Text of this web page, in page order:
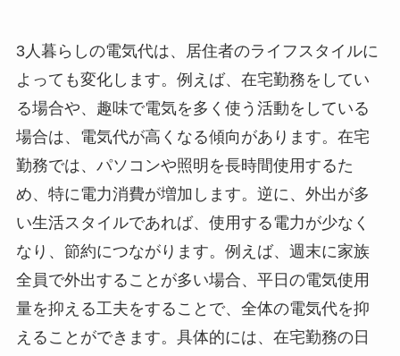
3人暮らしの電気代は、居住者のライフスタイルに
よっても変化します。例えば、在宅勤務をしてい
る場合や、趣味で電気を多く使う活動をしている
場合は、電気代が高くなる傾向があります。在宅
勤務では、パソコンや照明を長時間使用するた
め、特に電力消費が増加します。逆に、外出が多
い生活スタイルであれば、使用する電力が少なく
なり、節約につながります。例えば、週末に家族
全員で外出することが多い場合、平日の電気使用
量を抑える工夫をすることで、全体の電気代を抑
えることができます。具体的には、在宅勤務の日